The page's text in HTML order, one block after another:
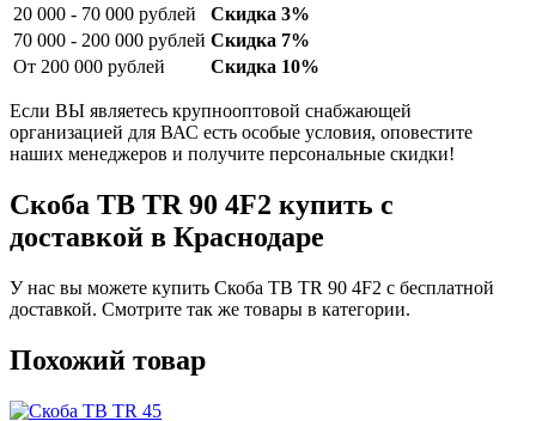
20 000 - 70 000 рублей
Скидка 3%
70 000 - 200 000 рублей Скидка 7%
От 200 000 рублей
Скидка 10%
Если ВЫ являетесь крупнооптовой снабжающей
организацией для ВАС есть особые условия, оповестите
наших менеджеров и получите персональные скидки!
Скоба TB TR 90 4F2 купить с
доставкой в Краснодаре
У нас вы можете купить Скоба TB TR 90 4F2 с бесплатной
доставкой. Смотрите так же товары в категории.
Похожий товар